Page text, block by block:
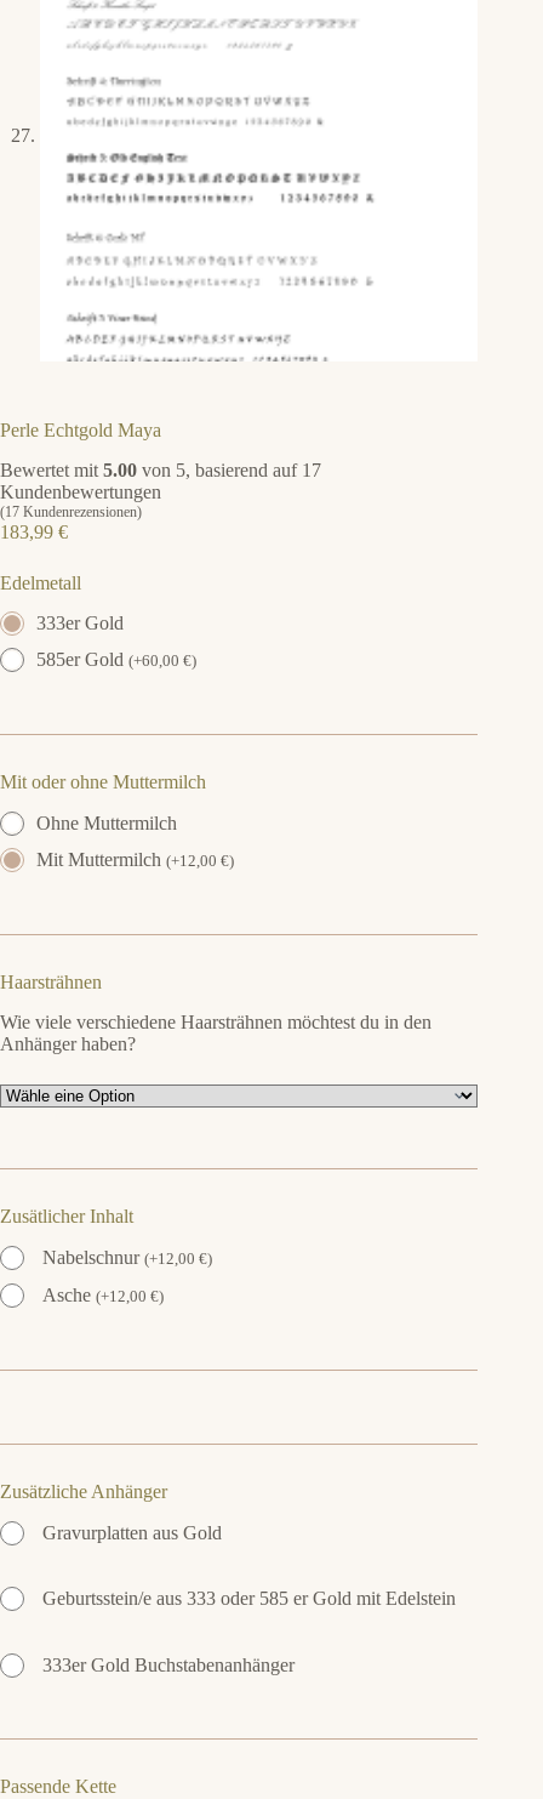
Perle Echtgold Maya
Bewertet mit 5.00 von 5, basierend auf 17
Kundenbewertungen
(17 Kundenrezensionen)
183,99 €
Edelmetall
333er Gold
585er Gold (+60,00 €)
Mit oder ohne Muttermilch
Ohne Muttermilch
Mit Muttermilch (+12,00 €)
Haarsträhnen
Wie viele verschiedene Haarsträhnen möchtest du in den
Anhänger haben?
Zusätlicher Inhalt
Nabelschnur (+12,00 €)
Asche (+12,00 €)
Zusätzliche Anhänger
Gravurplatten aus Gold
Geburtsstein/e aus 333 oder 585 er Gold mit Edelstein
333er Gold Buchstabenanhänger
Passende Kette